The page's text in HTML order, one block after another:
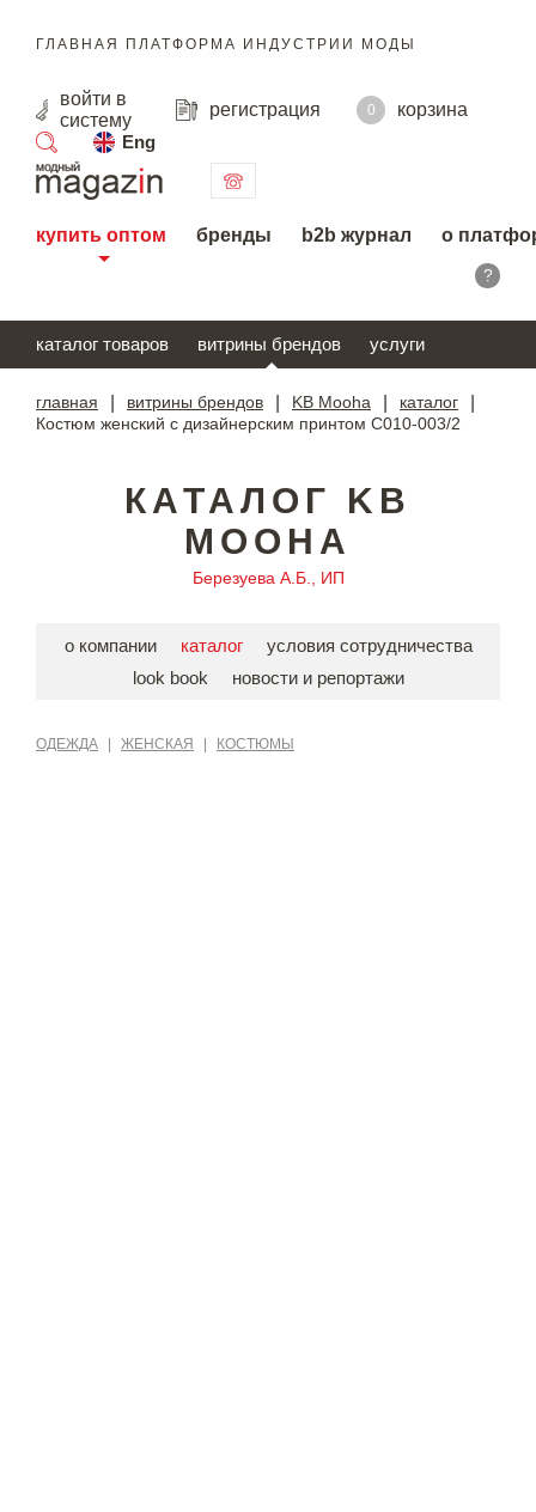
ГЛАВНАЯ ПЛАТФОРМА ИНДУСТРИИ МОДЫ
войти в
систему
регистрация 0
корзина
Eng
поиск
купить оптом бренды b2b журнал о
?
каталог товаров витрины брендов услуги
главная витрины брендов KB Mooha каталог
Костюм женский с дизайнерским принтом С010-003/2
КАТАЛОГ KB
MOOHA
Березуева А.Б., ИП
о компании каталог
условия сотрудничества
look book
новости и репортажи
ОДЕЖДА ЖЕНСКАЯ КОСТЮМЫ